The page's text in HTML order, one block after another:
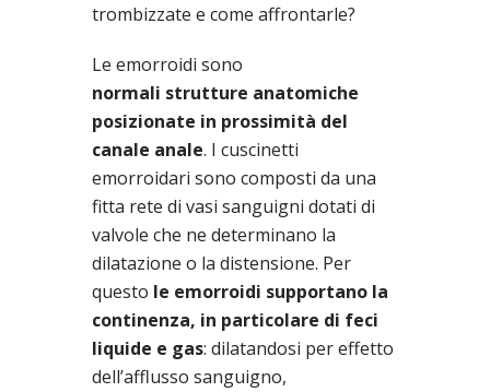
trombizzate e come affrontarle?
Le emorroidi sono
normali strutture anatomiche
posizionate in prossimità del
canale anale. I cuscinetti
emorroidari sono composti da una
fitta rete di vasi sanguigni dotati di
valvole che ne determinano la
dilatazione o la distensione. Per
questo le emorroidi supportano la
continenza, in particolare di feci
liquide e gas: dilatandosi per effetto
dell’afflusso sanguigno,